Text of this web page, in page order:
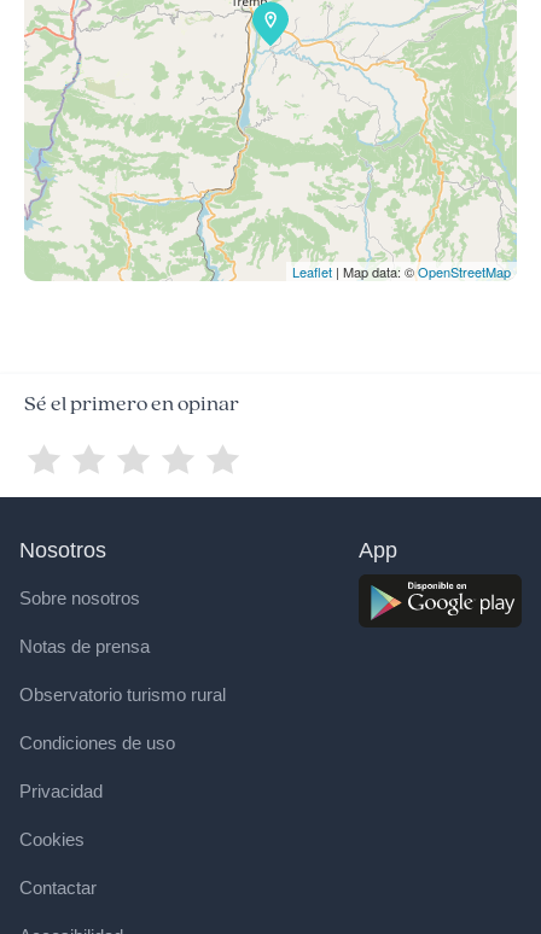
Leaflet | Map data: ©OpenStreetMap
Sé el primero en opinar
Nosotros
Sobre nosotros
Notas de prensa
Observatorio turismo rural
Condiciones de uso
Privacidad
Cookies
Contactar
App